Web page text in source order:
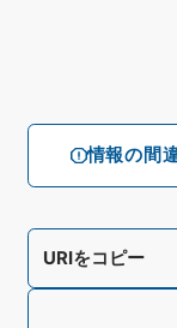
情報の間
URIをコピー